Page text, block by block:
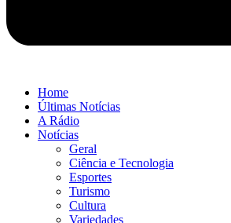
Home
Últimas Notícias
A Rádio
Notícias
Geral
Ciência e Tecnologia
Esportes
Turismo
Cultura
Variedades